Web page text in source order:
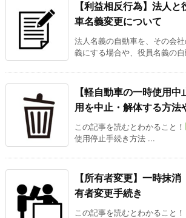
【利益相反行為】法人
車名義変更について
法人名義の自動車を、その会
義にする場合や、役員名義の
【軽自動車の一時使用
用を中止・解体する方法
この記事を読むとわかること！
使用停止手続き方法 ...
【所有者変更】一時抹
有者変更手続き
この記事を読むとわかること！